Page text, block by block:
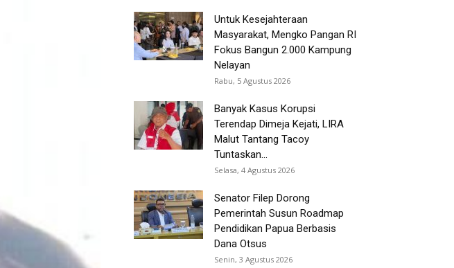
Untuk Kesejahteraan
Masyarakat, Mengko Pangan RI
Fokus Bangun 2.000 Kampung
Nelayan
Rabu, 5 Agustus 2026
Banyak Kasus Korupsi
Terendap Dimeja Kejati, LIRA
Malut Tantang Tacoy
Tuntaskan...
Selasa, 4 Agustus 2026
Senator Filep Dorong
Pemerintah Susun Roadmap
Pendidikan Papua Berbasis
Dana Otsus
Senin, 3 Agustus 2026